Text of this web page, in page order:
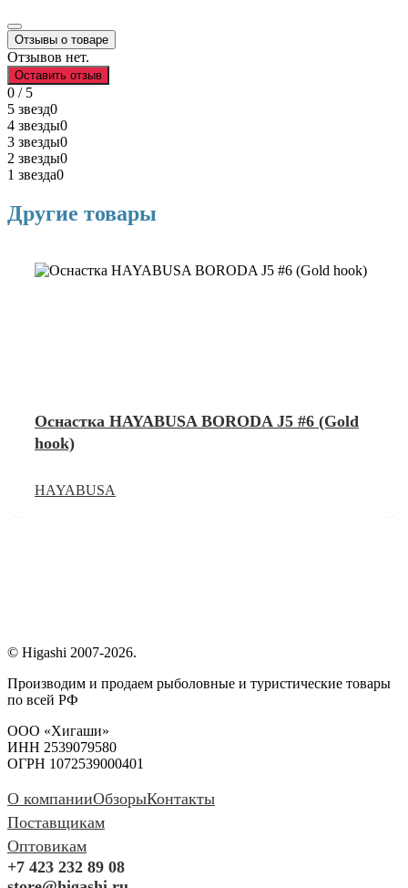
Отзывы о товаре
Отзывов нет.
Оставить отзыв
0 / 5
5 звезд0
4 звезды0
3 звезды0
2 звезды0
1 звезда0
Другие товары
Оснастка HAYABUSA BORODA J5 #6 (Gold
hook)
HAYABUSA
© Higashi 2007-2026.
Производим и продаем рыболовные и туристические товары
по всей РФ
ООО «Хигаши»
ИНН 2539079580
ОГРН 1072539000401
О компанииОбзорыКонтакты
Поставщикам
Оптовикам
+7 423 232 89 08